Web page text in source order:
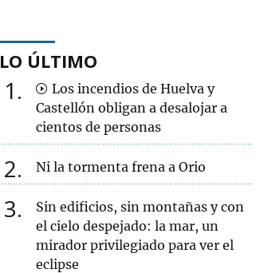
LO ÚLTIMO
1
Los incendios de Huelva y
Castellón obligan a desalojar a
cientos de personas
2 Ni la tormenta frena a Orio
3
Sin edificios, sin montañas y con
el cielo despejado: la mar, un
mirador privilegiado para ver el
eclipse